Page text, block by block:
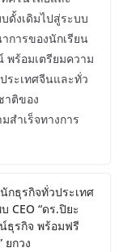
ดั้งเดิมไปสู่ระบบ
การของนักเรียน
ร้อมเตรียมความ
ระเทศจีนและทั่ว
าติของ
สำเร็จทางการ
กธุรกิจทั่วประเทศ
CEO “ดร.ปิยะ
ธุรกิจ พร้อมฟรี
ยกวง